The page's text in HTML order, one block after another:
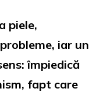
piele,
iar un
împiedică
fapt care